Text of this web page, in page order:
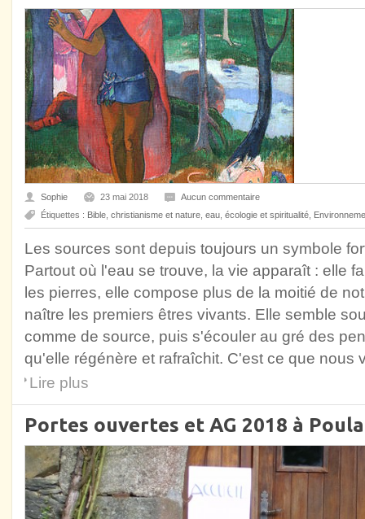
Sophie 23 mai 2018
Aucun commentaire
Étiquettes : Bible christianisme et nature eau écologie et spiritualité
Les sources sont depuis toujours un symbole
Partout où l'eau se trouve, la vie apparaît : elle
les pierres, elle compose plus de la moitié de
naître les premiers êtres vivants. Elle semble
comme de source, puis s'écouler au gré des
qu'elle régénère et rafraîchit. C'est ce que nous
Lire plus
Portes ouvertes et AG 2018 à